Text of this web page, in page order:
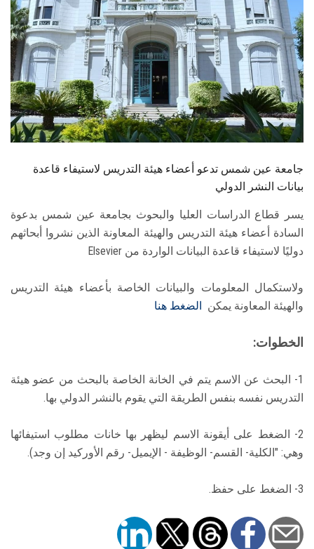
الدراسات العليا
الخريجين
الموظفون
الزائـرون
جامعة عين شمس تدعو أعضاء هيئة التدريس لاستيفاء قاعدة
بيانات النشر الدولي
يسر قطاع الدراسات العليا والبحوث بجامعة عين شمس بدعوة
السادة أعضاء هيئة التدريس والهيئة المعاونة الذين نشروا أبحاثهم
دوليًا لاستيفاء قاعدة البيانات الواردة من Elsevier
ولاستكمال المعلومات والبيانات الخاصة بأعضاء هيئة التدريس
والهيئة المعاونة يمكن
الضغط هنا
الخطوات:
1- البحث عن الاسم يتم في الخانة الخاصة بالبحث من عضو هيئة
التدريس نفسه بنفس الطريقة التي يقوم بالنشر الدولي بها.
2- الضغط على أيقونة الاسم ليظهر بها خانات مطلوب استيفائها
وهي: "الكلية- القسم- الوظيفة - الإيميل- رقم الأوركيد إن وجد).
3- الضغط على حفظ.